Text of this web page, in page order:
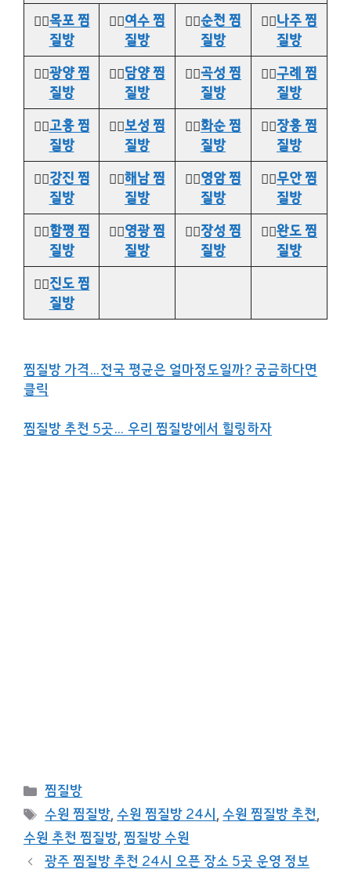
👉🏻목포 찜
질방
👉🏻여수 찜
질방
👉🏻순천 찜
질방
👉🏻나주 찜
질방
👉🏻광양 찜
질방
👉🏻담양 찜
질방
👉🏻곡성 찜
질방
👉🏻구례 찜
질방
👉🏻고흥 찜
질방
👉🏻보성 찜
질방
👉🏻화순 찜
질방
👉🏻장흥 찜
질방
👉🏻강진 찜
질방
👉🏻해남 찜
질방
👉🏻영암 찜
질방
👉🏻무안 찜
질방
👉🏻함평 찜
질방
👉🏻영광 찜
질방
👉🏻장성 찜
질방
👉🏻완도 찜
질방
👉🏻진도 찜
질방
찜질방 가격…전국 평균은 얼마정도일까? 궁금하다면
클릭
찜질방 추천 5곳… 우리 찜질방에서 힐링하자
카
테
고
리
찜질방
태
그
수원 찜질방,수원 찜질방 24시,수원 찜질방 추천,
수원 추천 찜질방, 찜질방 수원
광주 찜질방 추천 24시 오픈 장소 5곳 운영 정보